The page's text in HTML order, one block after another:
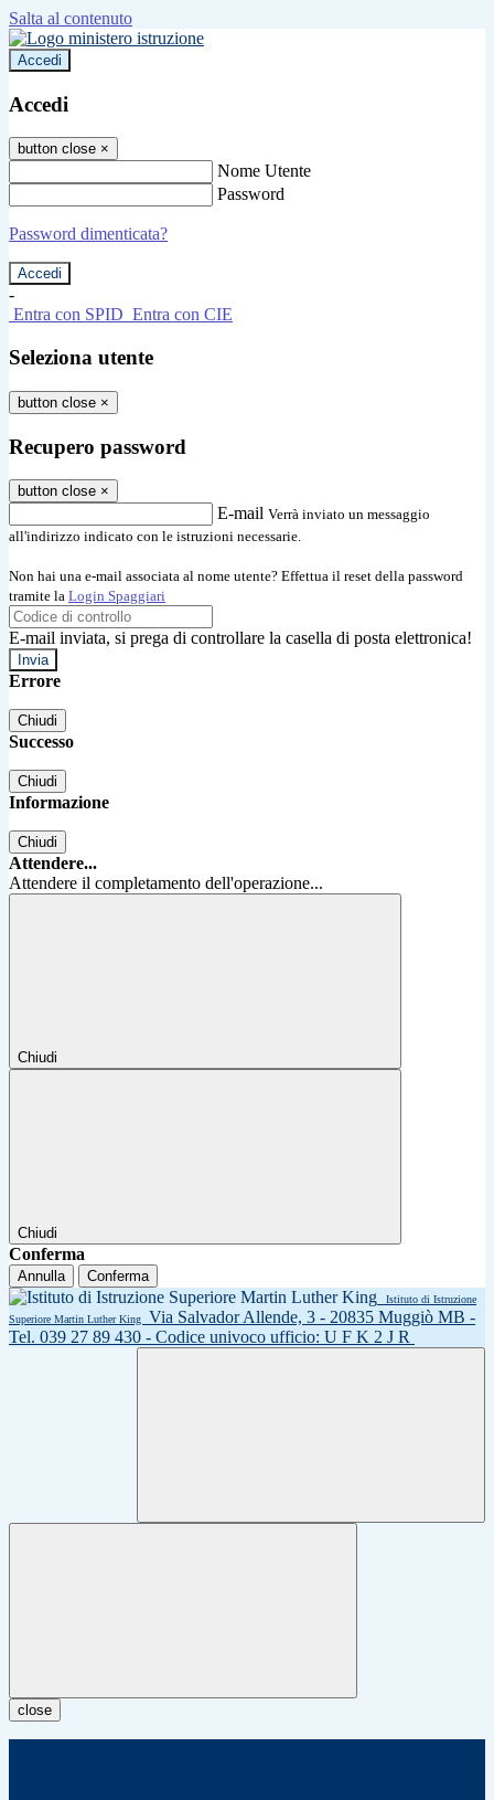
Salta al contenuto
Accedi
Accedi
button close ×
Nome Utente
Password
Password dimenticata?
-
Entra con SPID Entra con CIE
Seleziona utente
button close ×
Recupero password
button close ×
E-mail Verrà inviato un messaggio
all'indirizzo indicato con le istruzioni necessarie.
Non hai una e-mail associata al nome utente? Effettua il reset della password
tramite la Login Spaggiari
E-mail inviata, si prega di controllare la casella di posta elettronica!
Errore
Chiudi
Successo
Chiudi
Informazione
Chiudi
Attendere...
Attendere il completamento dell'operazione...
Chiudi
Chiudi
Conferma
Annulla Conferma
Istituto di Istruzione
Superiore Martin Luther King
Via Salvador Allende, 3 - 20835 Muggiò MB -
Tel. 039 27 89 430 - Codice univoco ufficio: U F K 2 J R
close